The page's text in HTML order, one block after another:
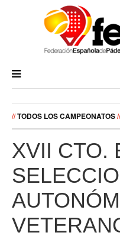
//TODOS LOS CAMPEONATOS
XVII CTO.